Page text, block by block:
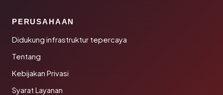
PERUSAHAAN
Didukung infrastruktur tepercaya
Tentang
Kebijakan Privasi
Syarat Layanan